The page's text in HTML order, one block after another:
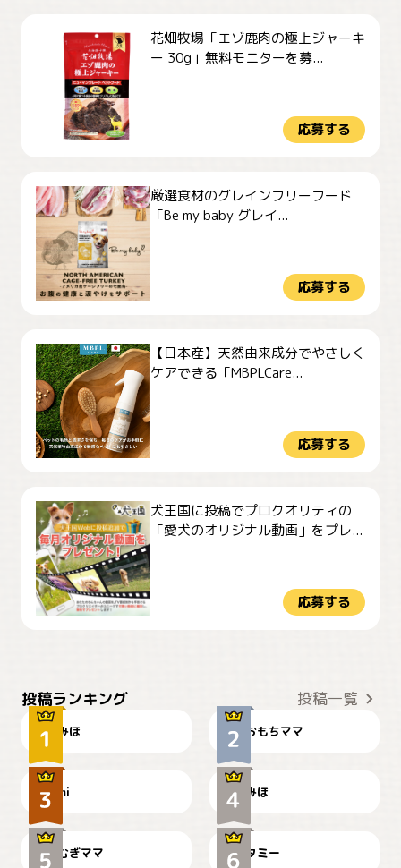
花畑牧場「エゾ鹿肉の極上ジャーキ
ー 30g」無料モニターを募...
応募する
厳選食材のグレインフリーフード
「Be my baby グレイ...
応募する
【日本産】天然由来成分でやさしく
ケアできる「MBPLCare...
応募する
犬王国に投稿でプロクオリティの
「愛犬のオリジナル動画」をプレ...
応募する
投稿ランキング 投稿一覧
みほ おもちママ
可愛い？
mi
見てるぞぉ
みほ
🌻とむぎ！
むぎママ
ドーベルマンのお友達邸に
て
タミー